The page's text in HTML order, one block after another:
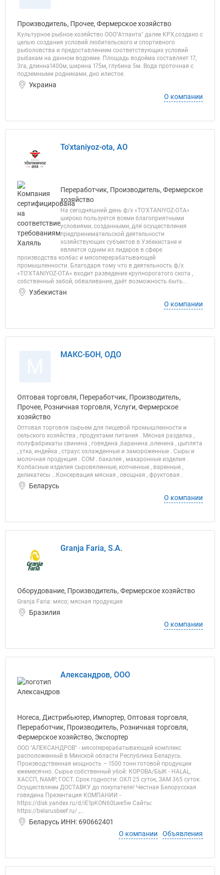
Производитель, Прочее, Фермерское хозяйство
Культурное рыбное хозяйство ООО"Атланта" далее КРХ,создано с
целью создания условий любительского и спортивного
рыболовства и предоставлением соответствующих условий
рыбакам на данном водоеме. Площадь водоёма составляет 17,
3га, длинна1400м, ширина 175м, глубина 5м. Вода проточная с
подземными родниками, дно илистое.
Украина
О компании
To'xtaniyoz-ota, АО
Переработчик, Производитель, Фермерское
хозяйство
На сегодняшний день ф/х «TO'XTANIYOZ-OTA»
широко пользуется всеми благоприятными
условиями, созданными, для осуществления
предпринимательской деятельности
хозяйствующих субъектов в Узбекистане и
является одним из лидеров в сфере
производства колбас и мясоперерабатывающей
промышленности. Благодаря тому что в деятельность ф/х
«TO'XTANIYOZ-OTA» входит разведение крупнорогатого скота ,
собственный забой, обваливание, даёт возможность быть...
Узбекистан
О компании
МАКС-БОН, ОДО
Оптовая торговля, Переработчик, Производитель,
Прочее, Розничная торговля, Услуги, Фермерское
хозяйство
Оптовая торговля сырьем для пищевой промышленности и
сельского хозяйства , продуктами питания . Мясная разделка ,
полуфабрикаты свинина , говядина ,баранина ,оленина , цыплята
, утка, индейка , страус охлажденные и замороженные . Сыры и
молочная продукция . СОМ . бакалея , макаронные изделия .
Колбасные изделия сыровяленные, копченные , варенные ,
деликатесы ...Консервация мясная , овощная , фруктовая .
Беларусь
О компании
Granja Faria, S.A.
Оборудование, Производитель, Фермерское хозяйство
Granja Faria: мясо; мясная продукция
Бразилия
О компании
Александров, ООО
Horeca, Дистрибьютер, Импортер, Оптовая торговля,
Переработчик, Производитель, Розничная торговля,
Фермерское хозяйство, Экспортер
ООО "АЛЕКСАНДРОВ" - мясоперерабатывающий комплекс
расположенный в Минской области Республика Беларусь.
Производственная мощность – 1500 тонн готовой продукции
ежемесячно. Сырье собственный убой: КОРОВА/БЫК - HALAL,
ХАССП, NAMP, ГОСТ. Срок годности: ОХЛ 25 суток, ЗАМ 365 суток.
Осуществляем ДОСТАВКУ до покупателя! Честная Белорусская
говядина Презентация КОМПАНИИ -
https://disk.yandex.ru/d/iE1pKON60Lwe5w Сайты:
https://belarusbeef.ru/ ,...
Беларусь ИНН: 690662401
О компании
Объявления